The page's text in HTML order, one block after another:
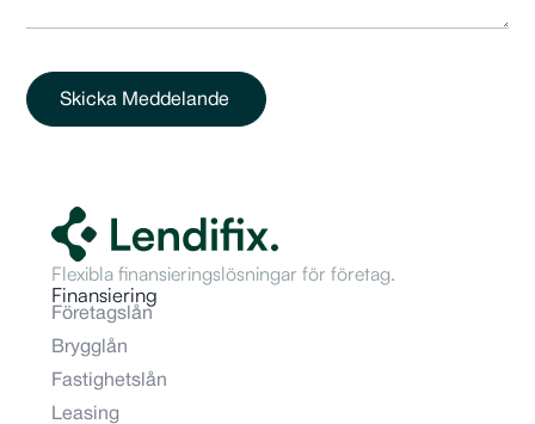
Skicka Meddelande
Flexibla finansieringslösningar för företag.
Finansiering
Företagslån
Brygglån
Fastighetslån
Leasing